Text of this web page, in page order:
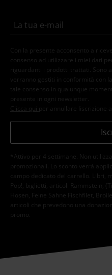
Con la presente acconsento a
consenso ad utilizzare i miei dati
riguardanti i prodotti trattati. Sono
verranno gestiti in conformità con la
tale consenso in qualunque
presente in ogni newsletter.
Clicca qui per annullare liscrizione
*Attivo per 4 settimane. Non
promozionali. Lo sconto verrà
campo dedicato del carrello. Libri,
Pop!, biglietti, articoli Rammstein,
Hosen, Feine Sahne Fischfilet,
articoli che prevedono una
promo.